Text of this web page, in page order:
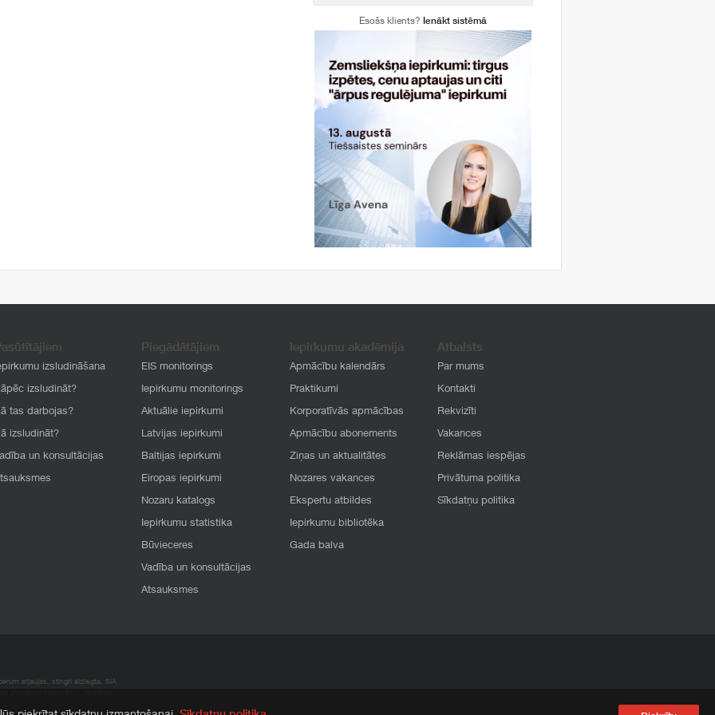
Esošs klients? Ienākt sistēmā
izsludināšana
izsludināt?
tas darbojas?
izsludināt?
un konsultācijas
Piegādātājiem
EIS monitorings
Iepirkumu monitorings
Aktuālie iepirkumi
Latvijas iepirkumi
Baltijas iepirkumi
Eiropas iepirkumi
Nozaru katalogs
Iepirkumu statistika
Būvieceres
Vadība un konsultācijas
Atsauksmes
Iepirkumu akadēmija
Apmācību kalendārs
Praktikumi
Korporatīvās apmācības
Apmācību abonements
Ziņas un aktualitātes
Nozares vakances
Ekspertu atbildes
Iepirkumu bibliotēka
Gada balva
Atbalsts
Par mums
Kontakti
Rekvizīti
Vakances
Reklāmas iespējas
Privātuma politika
Sīkdatņu politika
atļaujas, stingri aizliegta. SIA